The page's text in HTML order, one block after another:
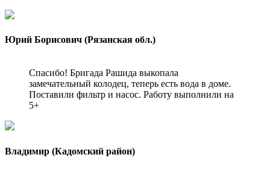
Юрий Борисович (Рязанская обл.)
Спасибо! Бригада Рашида выкопала
замечательный колодец, теперь есть вода в доме.
Поставили фильтр и насос. Работу выполнили на
5+
Владимир (Кадомский район)